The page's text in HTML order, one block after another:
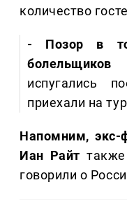
количество
- Позор в
испугались
приехали на
Напомним, экс-
Иан Райт
говорили о